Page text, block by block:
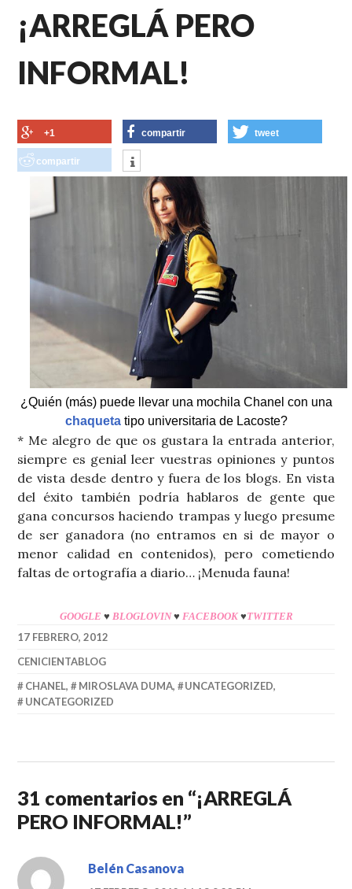
¡ARREGLÁ PERO
INFORMAL!
+1 compartir tweet
compartir
¿Quién (más) puede llevar una mochila Chanel con una
chaquetatipo universitaria de Lacoste?
* Me alegro de que os gustara la entrada anterior,
siempre es genial leer vuestras opiniones y puntos
de vista desde dentro y fuera de los blogs. En vista
del éxito también podría hablaros de gente que
gana concursos haciendo trampas y luego presume
de ser ganadora (no entramos en si de mayor o
menor calidad en contenidos), pero cometiendo
faltas de ortografía a diario… ¡Menuda fauna!
GOOGLE ♥ BLOGLOVIN♥ FACEBOOK♥TWITTER
17 FEBRERO, 2012
CENICIENTABLOG
CHANEL, MIROSLAVA DUMA, UNCATEGORIZED,
UNCATEGORIZED
31 comentarios en “¡ARREGLÁ
PERO INFORMAL!”
Belén Casanova